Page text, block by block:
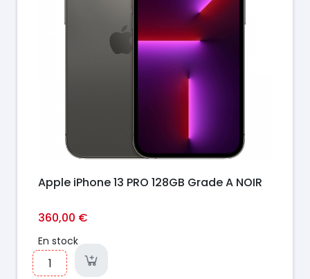
Apple iPhone 13 PRO 128GB Grade A NOIR
360,00 €
En stock